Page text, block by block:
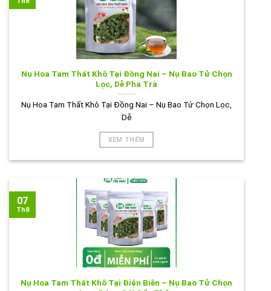
Nụ Hoa Tam Thất Khô Tại Đồng Nai – Nụ Bao Tử Chọn
Lọc, Dễ Pha Trà
Nụ Hoa Tam Thất Khô Tại Đồng Nai – Nụ Bao Tử Chọn Lọc,
Dễ
XEM THÊM
Nụ Hoa Tam Thất Khô Tại Điện Biên – Nụ Bao Tử Chọn
07
Th8